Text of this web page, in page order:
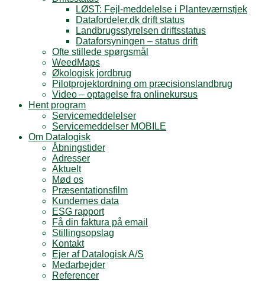
LØST: Fejl-meddelelse i Planteværnstjek
Datafordeler.dk drift status
Landbrugsstyrelsen driftsstatus
Dataforsyningen – status drift
Ofte stillede spørgsmål
WeedMaps
Økologisk jordbrug
Pilotprojektordning om præcisionslandbrug
Video – optagelse fra onlinekursus
Hent program
Servicemeddelelser
Servicemeddelser MOBILE
Om Datalogisk
Åbningstider
Adresser
Aktuelt
Mød os
Præsentationsfilm
Kundernes data
ESG rapport
Få din faktura på email
Stillingsopslag
Kontakt
Ejer af Datalogisk A/S
Medarbejder
Referencer